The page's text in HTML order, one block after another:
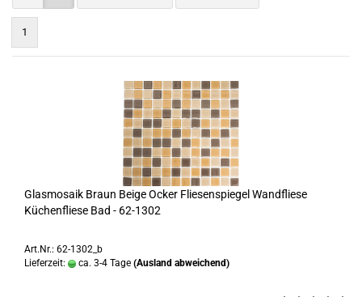
1
Glasmosaik Braun Beige Ocker Fliesenspiegel Wandfliese
Küchenfliese Bad - 62-1302
Art.Nr.: 62-1302_b
Lieferzeit:
ca. 3-4 Tage (Ausland abweichend)